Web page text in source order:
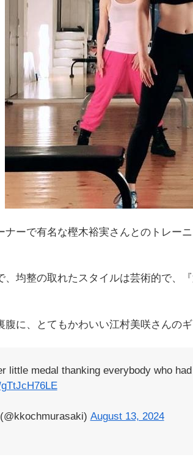
ナーで有名な樫木裕実さんとのトレー
、均整の取れたスタイルは芸術的で、
腹に、とてもかわいい江村美咲さんのギ
little medal thanking everybody who
August 13, 2024